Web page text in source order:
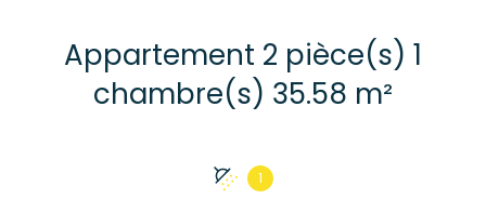
Appartement 2 pièce(s) 1
chambre(s) 35.58 m²
1